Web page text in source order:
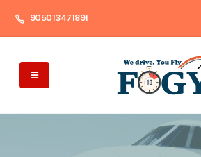
905013471891